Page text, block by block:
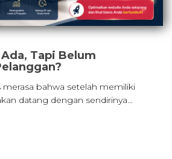
Tapi Belum
merasa bahwa setelah memiliki
datang dengan sendirinya…